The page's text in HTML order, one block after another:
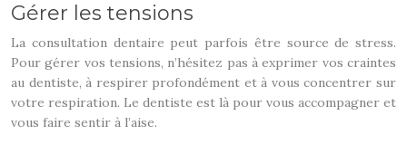
Gérer les tensions
La consultation dentaire peut parfois être source de stress.
Pour gérer vos tensions, n’hésitez pas à exprimer vos craintes
au dentiste, à respirer profondément et à vous concentrer sur
votre respiration. Le dentiste est là pour vous accompagner et
vous faire sentir à l’aise.